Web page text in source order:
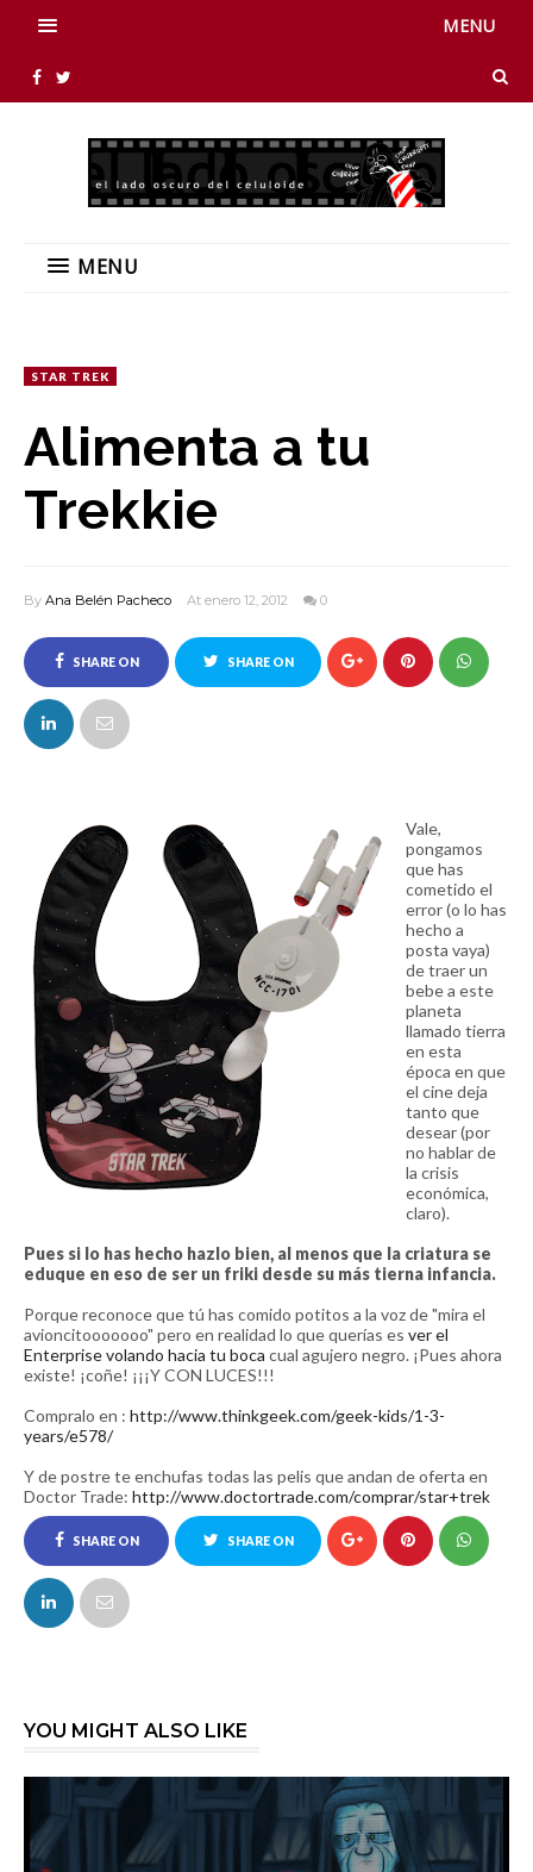
MENU
MENU
STAR TREK
Alimenta a tu
Trekkie
By Ana Belén Pacheco At enero 12, 2012 0
SHARE ON
FACEBOOK
SHARE ON
Vale,
pongamos
que has
cometido el
error (o lo has
hecho a
posta vaya)
de traer un
bebe a este
planeta
llamado tierra
en esta
época en que
el cine deja
tanto que
desear (por
no hablar de
la crisis
económica,
claro).
Pues si lo has hecho hazlo bien, al menos que la criatura se
eduque en eso de ser un friki desde su más tierna infancia.
Porque reconoce que tú has comido potitos a la voz de "mira el
avioncitooooooo" pero en realidad lo que querías es ver el
Enterprise volando hacia tu boca cual agujero negro. ¡Pues ahora
existe! ¡coñe! ¡¡¡Y CON LUCES!!!
Compralo en : http://www.thinkgeek.com/geek-kids/1-3-
years/e578/
Y de postre te enchufas todas las pelis que andan de oferta en
Doctor Trade: http://www.doctortrade.com/comprar/star+trek
SHARE ON
FACEBOOK
SHARE ON
YOU MIGHT ALSO LIKE